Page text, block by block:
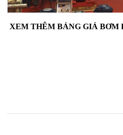
XEM THÊM BẢNG GIÁ BƠM